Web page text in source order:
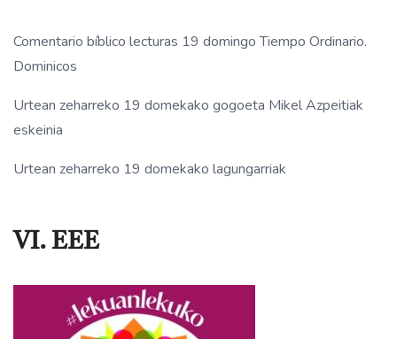
Comentario bíblico lecturas 19 domingo Tiempo Ordinario.
Dominicos
Urtean zeharreko 19 domekako gogoeta Mikel Azpeitiak
eskeinia
Urtean zeharreko 19 domekako lagungarriak
VI. EEE